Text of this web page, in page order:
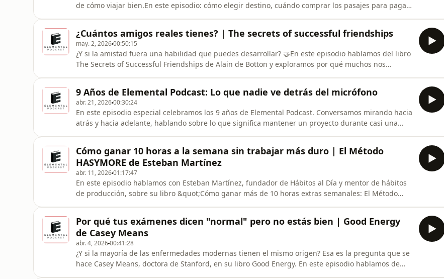
de cómo viajar bien.En este episodio: cómo elegir destino, cuándo comprar los pasajes para pagar
donar? Ingresa a
¿Cuántos amigos reales tienes? | The secrets of successful friendships
may. 2, 202600:50:15
¿Y si la amistad fuera una habilidad que puedes desarrollar? 🤝En este episodio hablamos del libro
The Secrets of Successful Friendships de Alain de Botton y exploramos por qué muchos nos
tus relaciones sin qu
9 Años de Elemental Podcast: Lo que nadie ve detrás del micrófono
abr. 21, 202600:30:24
En este episodio especial celebramos los 9 años de Elemental Podcast. Conversamos mirando hacia
atrás y hacia adelante, hablando sobre lo que significa mantener un proyecto durante casi una
episodio es para ustedes. 🍍
Cómo ganar 10 horas a la semana sin trabajar más duro | El Método
HASYMORE de Esteban Martínez
abr. 11, 202601:17:47
En este episodio hablamos con Esteban Martínez, fundador de Hábitos al Día y mentor de hábitos
de producción, sobre su libro &quot;Cómo ganar más de 10 horas extras semanales: El Método
https://www.patreon.com/elementalpod
Por qué tus exámenes dicen "normal" pero no estás bien | Good Energy
de Casey Means
abr. 4, 202600:41:28
¿Y si la mayoría de las enfermedades modernas tienen el mismo origen? Esa es la pregunta que se
hace Casey Means, doctora de Stanford, en su libro Good Energy. En este episodio hablamos de